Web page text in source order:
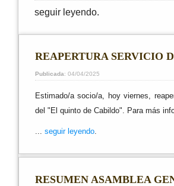
seguir leyendo.
REAPERTURA SERVICIO
Publicada: 04/04/2025
Estimado/a socio/a, hoy viernes,
del "El quinto de Cabildo". Para más
... seguir leyendo.
RESUMEN ASAMBLEA